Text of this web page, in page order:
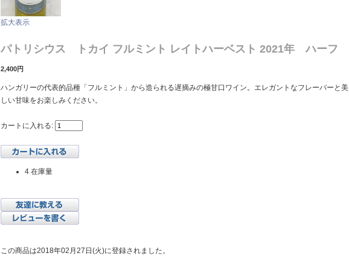
拡大表示
パトリシウス トカイ フルミント レイトハーベスト 2021年 ハーフ
2,400円
ハンガリーの代表的品種「フルミント」から造られる遅摘みの極甘口ワイン。エレガントなフレーバーと美
しい甘味をお楽しみください。
カートに入れる:
4 在庫量
この商品は2018年02月27日(火)に登録されました。